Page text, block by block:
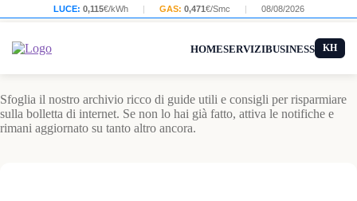
LUCE: 0,115€/kWh | GAS: 0,471€/Smc | 08/08/2026
HOMESERVIZIBUSINESS KH
Sfoglia il nostro archivio ricco di guide utili e consigli per risparmiare
sulla bolletta di internet. Se non lo hai già fatto, attiva le notifiche e
rimani aggiornato su tanto altro ancora.